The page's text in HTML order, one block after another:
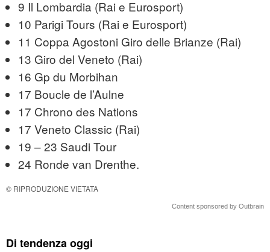
9 Il Lombardia (Rai e Eurosport)
10 Parigi Tours (Rai e Eurosport)
11 Coppa Agostoni Giro delle Brianze (Rai)
13 Giro del Veneto (Rai)
16 Gp du Morbihan
17 Boucle de l’Aulne
17 Chrono des Nations
17 Veneto Classic (Rai)
19 – 23 Saudi Tour
24 Ronde van Drenthe.
© RIPRODUZIONE VIETATA
Content sponsored by Outbrain
Di tendenza oggi